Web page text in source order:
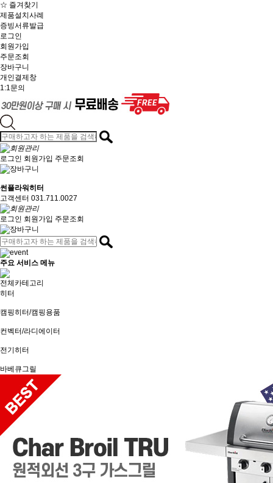
☆ 즐겨찾기
제품설치사례
증빙서류발급
로그인
회원가입
주문조회
장바구니
개인결제창
1:1문의
로그인 회원가입 주문조회
썬플라워히터
고객센터 031.711.0027
로그인 회원가입 주문조회
주요 서비스 메뉴
전체카테고리
히터
캠핑히터/캠핑용품
컨벡터/라디에이터
전기히터
바베큐그릴